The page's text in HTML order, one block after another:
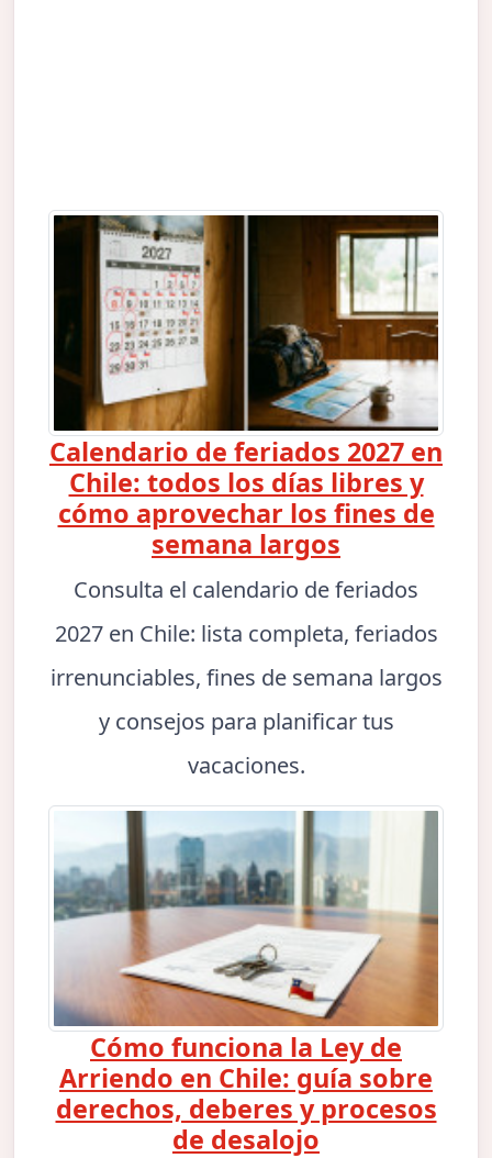
Calendario de feriados 2027 en
Chile: todos los días libres y
cómo aprovechar los fines de
semana largos
Consulta el calendario de feriados
2027 en Chile: lista completa, feriados
irrenunciables, fines de semana largos
y consejos para planificar tus
vacaciones.
Cómo funciona la Ley de
Arriendo en Chile: guía sobre
derechos, deberes y procesos
de desalojo